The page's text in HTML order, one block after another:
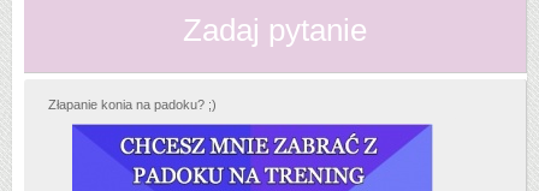
Zadaj pytanie
Złapanie konia na padoku? ;)